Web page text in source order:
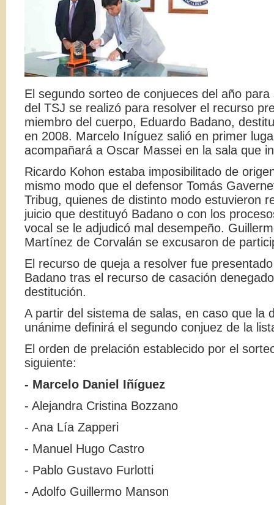
El segundo sorteo de conjueces del año
del TSJ se realizó para resolver el recurso
miembro del cuerpo, Eduardo Badano,
en 2008. Marcelo Iníguez salió en primer
acompañará a Oscar Massei en la sala que
Ricardo Kohon estaba imposibilitado de
mismo modo que el defensor Tomás
Tribug, quienes de distinto modo estuvieron
juicio que destituyó Badano o con los
vocal se le adjudicó mal desempeño.
Martínez de Corvalán se excusaron de
El recurso de queja a resolver fue
Badano tras el recurso de casación
destitución.
A partir del sistema de salas, en caso que la
unánime definirá el segundo conjuez de la
El orden de prelación establecido por el
siguiente:
- Marcelo Daniel Iñíguez
- Alejandra Cristina Bozzano
- Ana Lía Zapperi
- Manuel Hugo Castro
- Pablo Gustavo Furlotti
- Adolfo Guillermo Manson